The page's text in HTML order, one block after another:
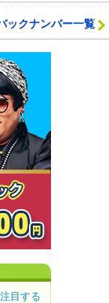
ックナンバー一覧
目する